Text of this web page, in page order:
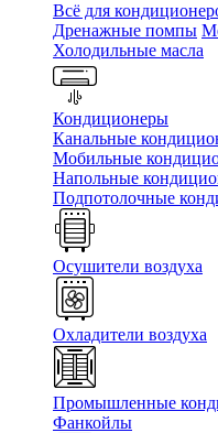
Всё для
Дренажные помпы
Холодильные масла
Кондиционеры
Канальные
Мобильные
Напольные
Подпотолочные
Осушители воздуха
Охладители воздуха
Промышленные
Фанкойлы